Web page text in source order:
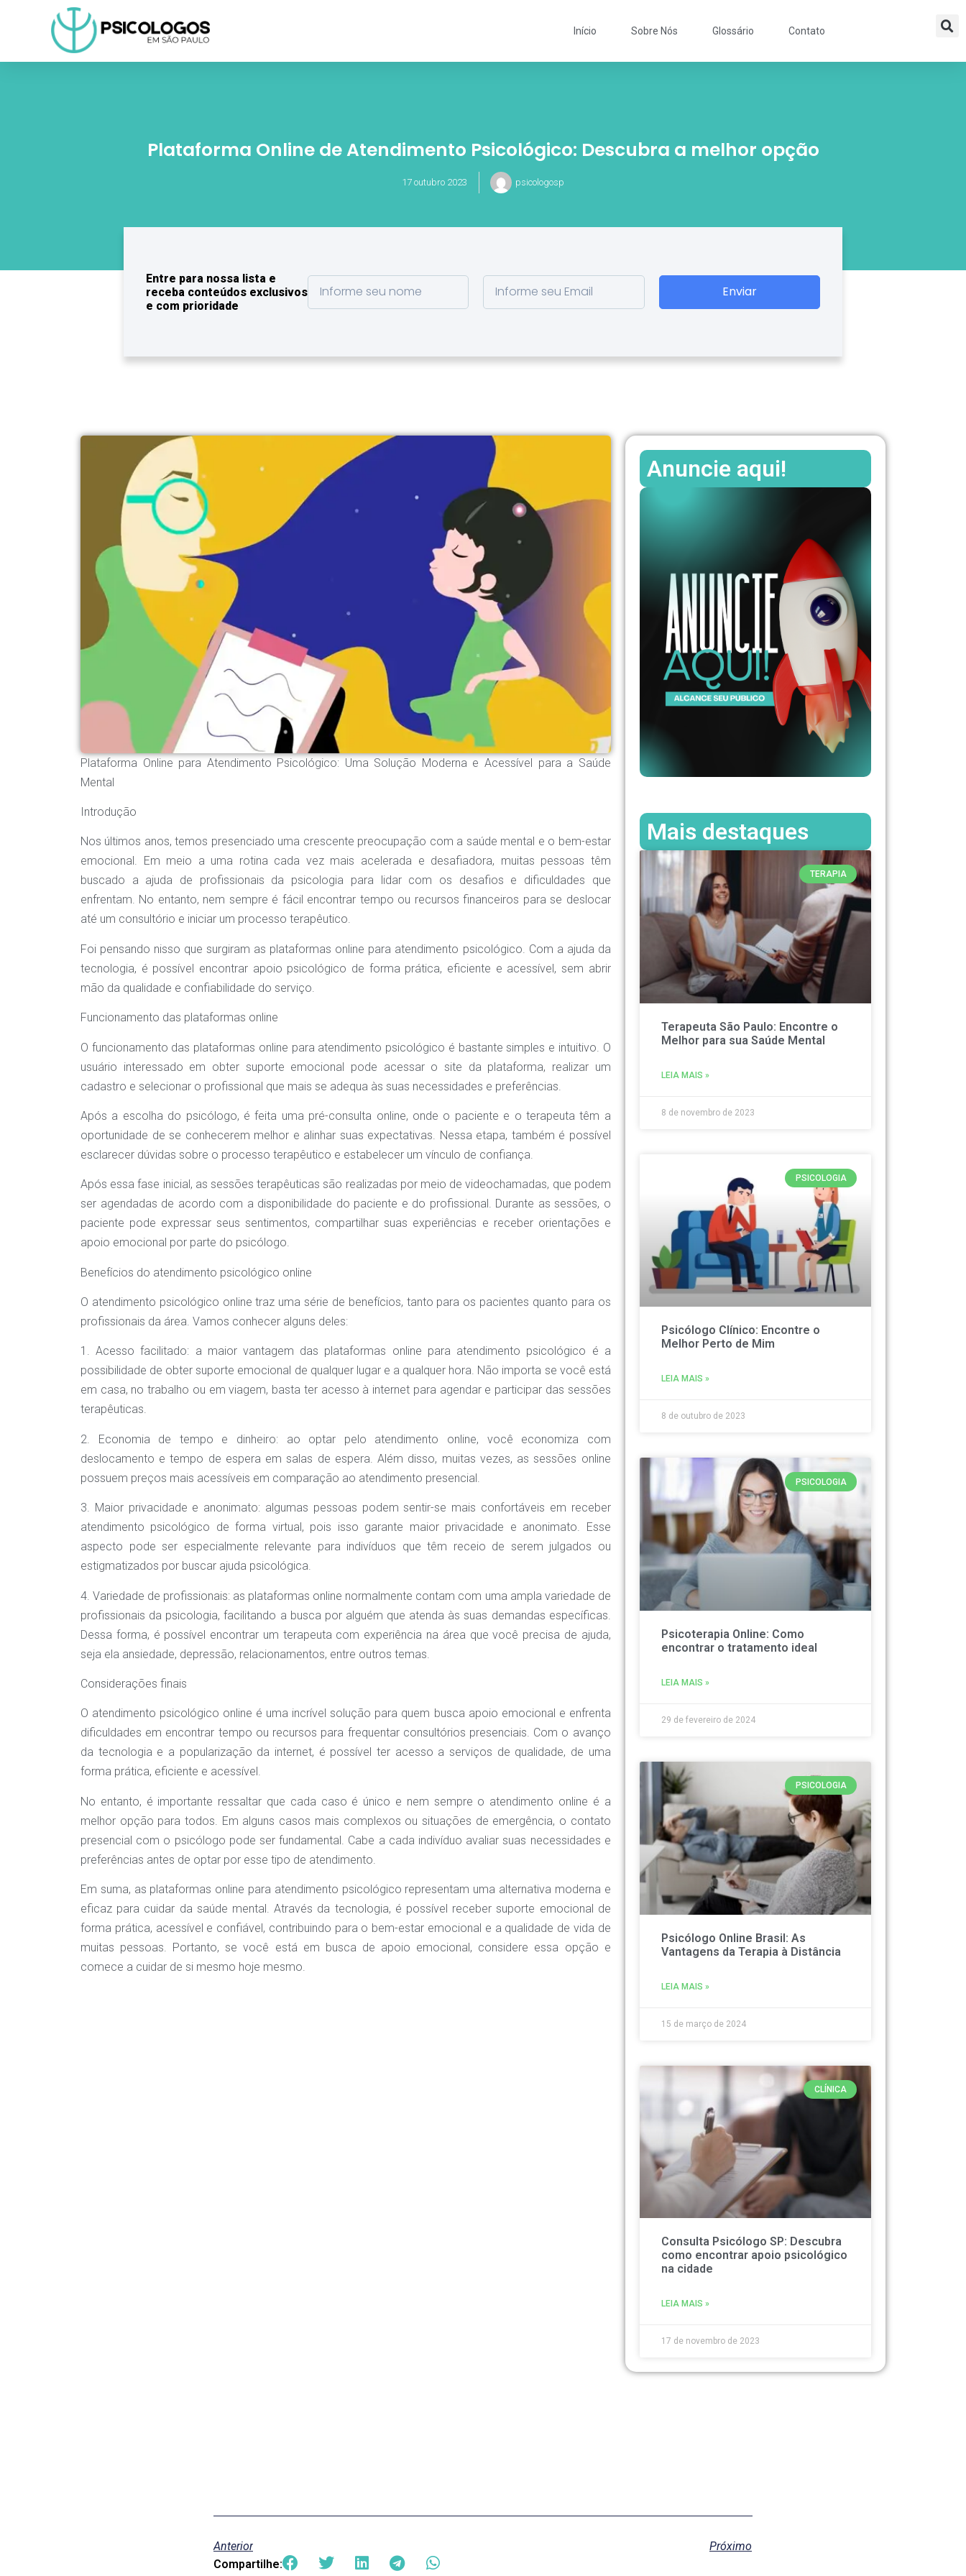
Início Sobre Nós Glossário Contato
Plataforma Online de Atendimento Psicológico: Descubra a melhor opção
17 outubro 2023 psicologosp
Enviar
Entre para nossa lista e
receba conteúdos exclusivos
e com prioridade
Plataforma Online para Atendimento Psicológico: Uma Solução Moderna e Acessível para a Saúde
Mental
Introdução
Nos últimos anos, temos presenciado uma crescente preocupação com a saúde mental e o bem-estar
emocional. Em meio a uma rotina cada vez mais acelerada e desafiadora, muitas pessoas têm
buscado a ajuda de profissionais da psicologia para lidar com os desafios e dificuldades que
enfrentam. No entanto, nem sempre é fácil encontrar tempo ou recursos financeiros para se deslocar
até um consultório e iniciar um processo terapêutico.
Foi pensando nisso que surgiram as plataformas online para atendimento psicológico. Com a ajuda da
tecnologia, é possível encontrar apoio psicológico de forma prática, eficiente e acessível, sem abrir
mão da qualidade e confiabilidade do serviço.
Funcionamento das plataformas online
O funcionamento das plataformas online para atendimento psicológico é bastante simples e intuitivo. O
usuário interessado em obter suporte emocional pode acessar o site da plataforma, realizar um
cadastro e selecionar o profissional que mais se adequa às suas necessidades e preferências.
Após a escolha do psicólogo, é feita uma pré-consulta online, onde o paciente e o terapeuta têm a
oportunidade de se conhecerem melhor e alinhar suas expectativas. Nessa etapa, também é possível
esclarecer dúvidas sobre o processo terapêutico e estabelecer um vínculo de confiança.
Após essa fase inicial, as sessões terapêuticas são realizadas por meio de videochamadas, que podem
ser agendadas de acordo com a disponibilidade do paciente e do profissional. Durante as sessões, o
paciente pode expressar seus sentimentos, compartilhar suas experiências e receber orientações e
apoio emocional por parte do psicólogo.
Benefícios do atendimento psicológico online
O atendimento psicológico online traz uma série de benefícios, tanto para os pacientes quanto para os
profissionais da área. Vamos conhecer alguns deles:
1. Acesso facilitado: a maior vantagem das plataformas online para atendimento psicológico é a
possibilidade de obter suporte emocional de qualquer lugar e a qualquer hora. Não importa se você está
em casa, no trabalho ou em viagem, basta ter acesso à internet para agendar e participar das sessões
terapêuticas.
2. Economia de tempo e dinheiro: ao optar pelo atendimento online, você economiza com
deslocamento e tempo de espera em salas de espera. Além disso, muitas vezes, as sessões online
possuem preços mais acessíveis em comparação ao atendimento presencial.
3. Maior privacidade e anonimato: algumas pessoas podem sentir-se mais confortáveis em receber
atendimento psicológico de forma virtual, pois isso garante maior privacidade e anonimato. Esse
aspecto pode ser especialmente relevante para indivíduos que têm receio de serem julgados ou
estigmatizados por buscar ajuda psicológica.
4. Variedade de profissionais: as plataformas online normalmente contam com uma ampla variedade de
profissionais da psicologia, facilitando a busca por alguém que atenda às suas demandas específicas.
Dessa forma, é possível encontrar um terapeuta com experiência na área que você precisa de ajuda,
seja ela ansiedade, depressão, relacionamentos, entre outros temas.
Considerações finais
O atendimento psicológico online é uma incrível solução para quem busca apoio emocional e enfrenta
dificuldades em encontrar tempo ou recursos para frequentar consultórios presenciais. Com o avanço
da tecnologia e a popularização da internet, é possível ter acesso a serviços de qualidade, de uma
forma prática, eficiente e acessível.
No entanto, é importante ressaltar que cada caso é único e nem sempre o atendimento online é a
melhor opção para todos. Em alguns casos mais complexos ou situações de emergência, o contato
presencial com o psicólogo pode ser fundamental. Cabe a cada indivíduo avaliar suas necessidades e
preferências antes de optar por esse tipo de atendimento.
Em suma, as plataformas online para atendimento psicológico representam uma alternativa moderna e
eficaz para cuidar da saúde mental. Através da tecnologia, é possível receber suporte emocional de
forma prática, acessível e confiável, contribuindo para o bem-estar emocional e a qualidade de vida de
muitas pessoas. Portanto, se você está em busca de apoio emocional, considere essa opção e
comece a cuidar de si mesmo hoje mesmo.
Anuncie aqui!
Mais destaques
TERAPIA
Terapeuta São Paulo: Encontre o
Melhor para sua Saúde Mental
LEIA MAIS »
8 de novembro de 2023
PSICOLOGIA
Psicólogo Clínico: Encontre o
Melhor Perto de Mim
LEIA MAIS »
8 de outubro de 2023
PSICOLOGIA
Psicoterapia Online: Como
encontrar o tratamento ideal
LEIA MAIS »
29 de fevereiro de 2024
PSICOLOGIA
Psicólogo Online Brasil: As
Vantagens da Terapia à Distância
LEIA MAIS »
15 de março de 2024
CLÍNICA
Consulta Psicólogo SP: Descubra
como encontrar apoio psicológico
na cidade
LEIA MAIS »
17 de novembro de 2023
Anterior
Próximo
Compartilhe: